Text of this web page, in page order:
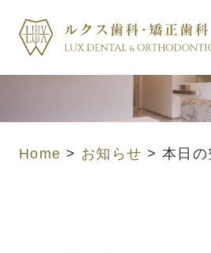
Home > お知らせ > 本日の